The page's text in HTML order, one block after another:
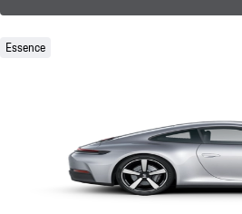
Essence